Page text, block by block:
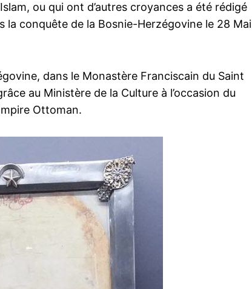
ou qui ont d’autres croyances a été rédigé
conquête de la Bosnie-Herzégovine le 28 Mai
dans le Monastère Franciscain du Saint
au Ministère de la Culture à l’occasion du
Ottoman.